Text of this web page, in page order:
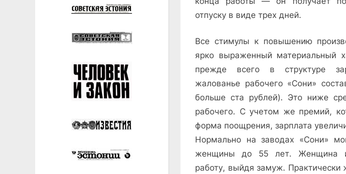
отпуску в виде трех дней.
Все стимулы к повышению
ярко выраженный материальный
прежде всего в структуре
жалованье рабочего «Сони»
больше ста рублей). Это ниже
рабочего. С учетом же премий,
форма поощрения, зарплата
Нормально на заводах «Сони»
женщины до 55 лет. Женщина
работу, выйдя замуж. Практически